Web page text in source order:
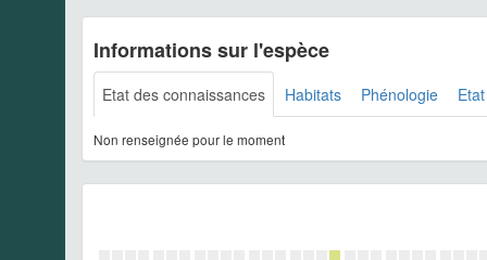
Informations sur l'espèce
Etat des connaissances Habitats Phénologie
Non renseignée pour le moment